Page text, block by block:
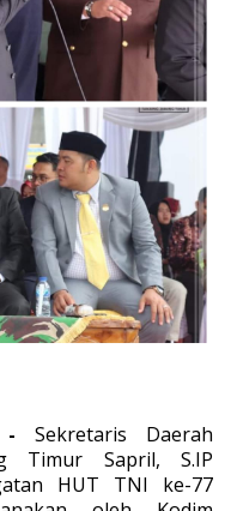
- Sekretaris Daerah
Timur Sapril, S.IP
HUT TNI ke-77